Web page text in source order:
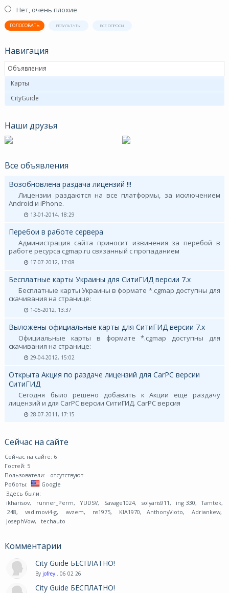
Нет, очень плохие
ГОЛОСОВАТЬ РЕЗУЛЬТАТЫ ВСЕ ОПРОСЫ
Навигация
Объявления
Карты
CityGuide
Наши друзья
Все объявления
Возобновлена раздача лицензий !!!
Лицензии раздаются на все платформы, за исключением
Android и iPhone.
13-01-2014, 18:29
Перебои в работе сервера
Администрация сайта приносит извинения за перебой в
работе ресурса cgmap.ru связанный с пропаданием
17-07-2012, 17:08
Бесплатные карты Украины для СитиГИД версии 7.х
Бесплатные карты Украины в формате *.cgmap доступны для
скачивания на странице:
1-05-2012, 13:37
Выложены официальные карты для СитиГИД версии 7.х
Официальные карты в формате *.cgmap доступны для
скачивания на странице:
29-04-2012, 15:02
Открыта Акция по раздаче лицензий для CarPC версии
СитиГИД
Сегодня было решено добавить к Акции еще раздачу
лицензий и для CarPC версии СитиГИД. CarPC версия
28-07-2011, 17:15
Сейчас на сайте
Сейчас на сайте: 6
Гостей: 5
Пользователи: - отсутствуют
Роботы:
Google
Здесь были:
ikharisov, runner_Perm, YUDSV, Savage1024, solyaris911, ing 330, Tamtek,
248, vadimovi4-g, avzem, ns1975, KIA1970, AnthonyVioto, Adriankew,
JosephVow, techauto
Комментарии
City Guide БЕСПЛАТНО!
By jofrey . 06 02 26
City Guide БЕСПЛАТНО!